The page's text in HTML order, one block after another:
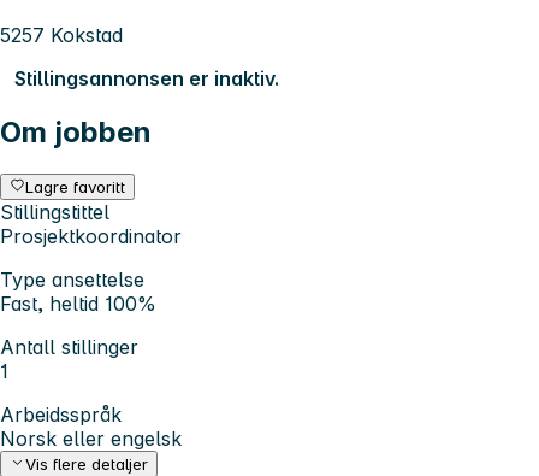
5257 Kokstad
Stillingsannonsen er inaktiv.
Om jobben
Lagre favoritt
Stillingstittel
Prosjektkoordinator
Type ansettelse
Fast, heltid 100%
Antall stillinger
1
Arbeidsspråk
Norsk eller engelsk
Vis flere detaljer